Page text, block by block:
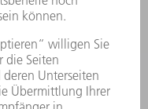
Uhr
App Mo - Fr:
- 12:00 Uhr